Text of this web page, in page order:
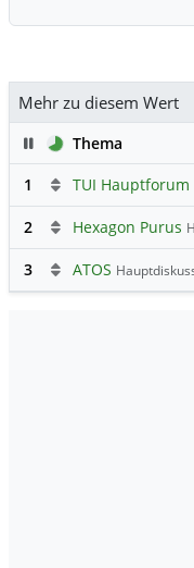
Mehr zu diesem Wert
PauseThema
1
TUI Hauptforum
2 Hexagon Purus
3 ATOS